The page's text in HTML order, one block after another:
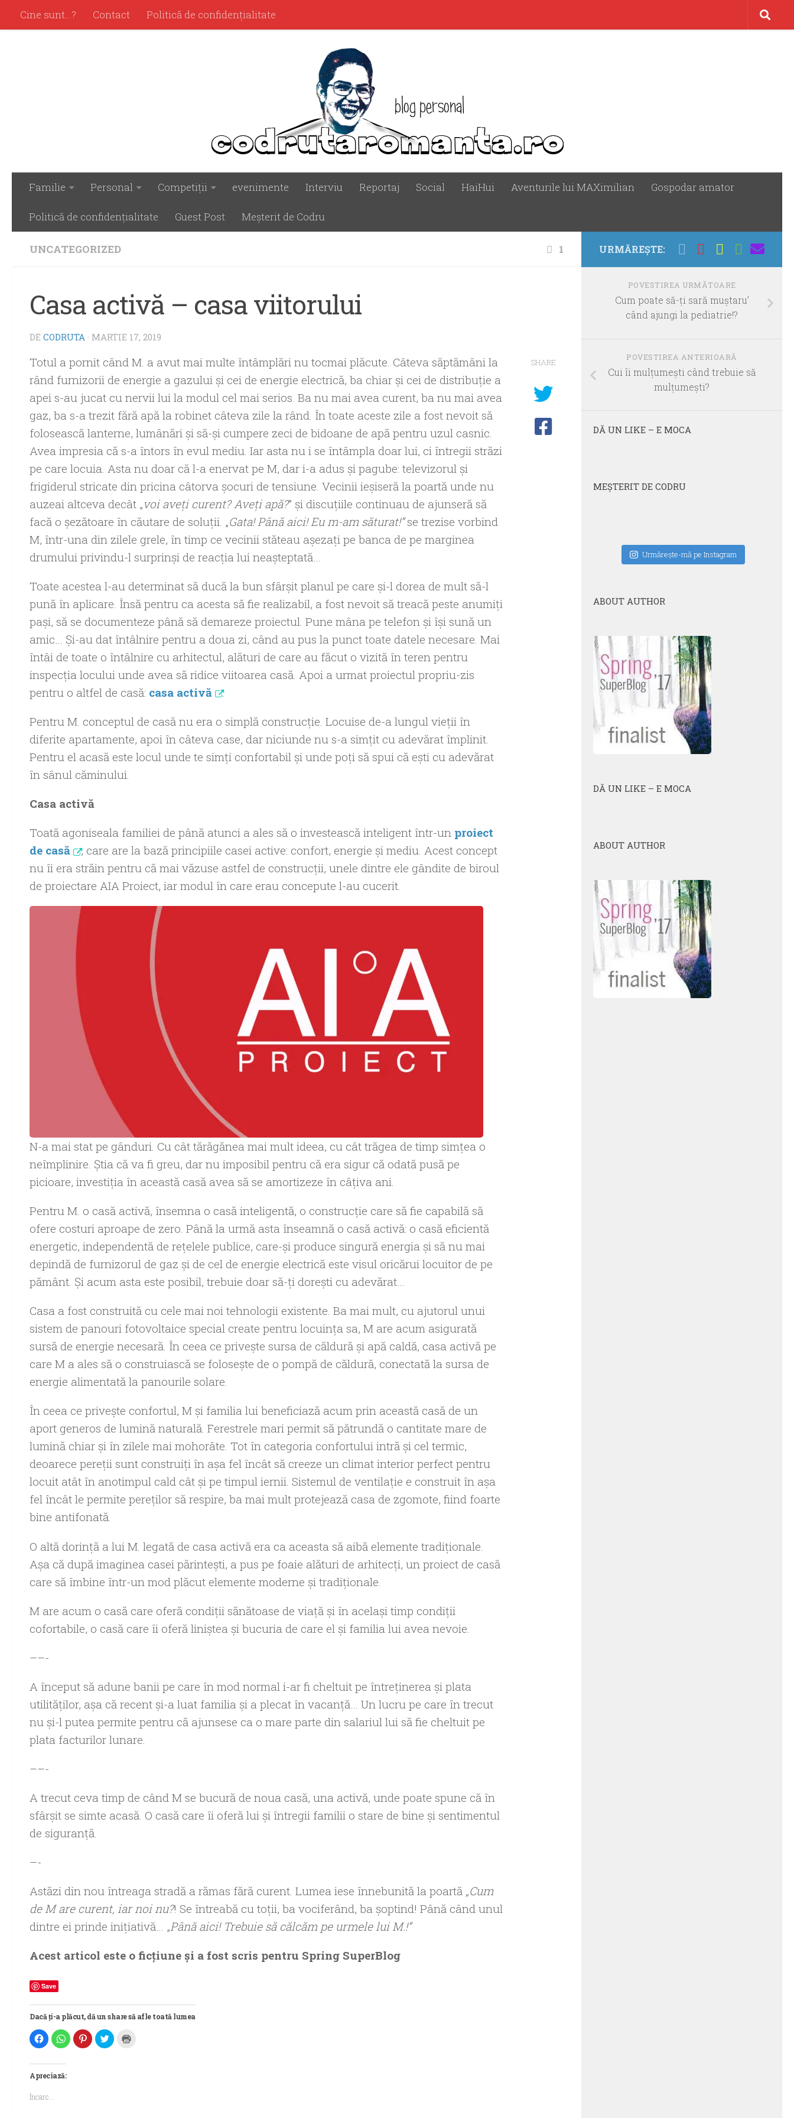
Cine sunt…? Contact Politică de confidenţialitate
Familie Personal Competiţii evenimente Interviu Reportaj Social HaiHui Aventurile lui MAXimilian Gospodar amator
Politică de confidenţialitate Guest Post Meşterit de Codru
UNCATEGORIZED 1
Casa activă – casa viitorului
DE CODRUTA · MARTIE 17, 2019
Totul a pornit când M. a avut mai multe întâmplări nu tocmai plăcute. Câteva săptămâni la
rând furnizorii de energie a gazului şi cei de energie electrică, ba chiar şi cei de distribuţie a
apei s-au jucat cu nervii lui la modul cel mai serios. Ba nu mai avea curent, ba nu mai avea
gaz, ba s-a trezit fără apă la robinet câteva zile la rând. În toate aceste zile a fost nevoit să
folosească lanterne, lumânări şi să-şi cumpere zeci de bidoane de apă pentru uzul casnic.
Avea impresia că s-a întors în evul mediu. Iar asta nu i se întâmpla doar lui, ci întregii străzi
pe care locuia. Asta nu doar că l-a enervat pe M, dar i-a adus şi pagube: televizorul şi
frigiderul stricate din pricina câtorva şocuri de tensiune. Vecinii ieşiseră la poartă unde nu
auzeai altceva decât „voi aveţi curent? Aveţi apă?” şi discuţiile continuau de ajunseră să
facă o şezătoare în căutare de soluţii. „Gata! Până aici! Eu m-am săturat!”se trezise vorbind
M, într-una din zilele grele, în timp ce vecinii stăteau aşezaţi pe banca de pe marginea
drumului privindu-l surprinşi de reacţia lui neaşteptată…
Toate acestea l-au determinat să ducă la bun sfârşit planul pe care şi-l dorea de mult să-l
pună în aplicare. Însă pentru ca acesta să fie realizabil, a fost nevoit să treacă peste anumiţi
paşi, să se documenteze până să demareze proiectul. Pune mâna pe telefon şi îşi sună un
amic… Şi-au dat întâlnire pentru a doua zi, când au pus la punct toate datele necesare. Mai
întâi de toate o întâlnire cu arhitectul, alături de care au făcut o vizită în teren pentru
inspecţia locului unde avea să ridice viitoarea casă. Apoi a urmat proiectul propriu-zis
pentru o altfel de casă: casa activă
.
Pentru M. conceptul de casă nu era o simplă construcţie. Locuise de-a lungul vieţii în
diferite apartamente, apoi în câteva case, dar niciunde nu s-a simţit cu adevărat împlinit.
Pentru el acasă este locul unde te simţi confortabil şi unde poţi să spui că eşti cu adevărat
în sânul căminului.
Casa activă
Toată agoniseala familiei de până atunci a ales să o investească inteligent într-un proiect
de casă
, care are la bază principiile casei active: confort, energie și mediu. Acest concept
nu îi era străin pentru că mai văzuse astfel de construcţii, unele dintre ele gândite de biroul
de proiectare AIA Proiect, iar modul în care erau concepute l-au cucerit.
N-a mai stat pe gânduri. Cu cât tărăgănea mai mult ideea, cu cât trăgea de timp simţea o
neîmplinire. Ştia că va fi greu, dar nu imposibil pentru că era sigur că odată pusă pe
picioare, investiţia în această casă avea să se amortizeze în câţiva ani.
Pentru M. o casă activă, însemna o casă inteligentă, o construcţie care să fie capabilă să
ofere costuri aproape de zero. Până la urmă asta înseamnă o casă activă: o casă eficientă
energetic, independentă de reţelele publice, care-şi produce singură energia şi să nu mai
depindă de furnizorul de gaz şi de cel de energie electrică este visul oricărui locuitor de pe
pământ. Şi acum asta este posibil, trebuie doar să-ţi doreşti cu adevărat…
Casa a fost construită cu cele mai noi tehnologii existente. Ba mai mult, cu ajutorul unui
sistem de panouri fotovoltaice special create pentru locuinţa sa, M are acum asigurată
sursă de energie necesară. În ceea ce priveşte sursa de căldură şi apă caldă, casa activă pe
care M a ales să o construiască se foloseşte de o pompă de căldură, conectată la sursa de
energie alimentată la panourile solare.
În ceea ce priveşte confortul, M şi familia lui beneficiază acum prin această casă de un
aport generos de lumină naturală. Ferestrele mari permit să pătrundă o cantitate mare de
lumină chiar şi în zilele mai mohorâte. Tot în categoria confortului intră şi cel termic,
deoarece pereţii sunt construiţi în aşa fel încât să creeze un climat interior perfect pentru
locuit atât în anotimpul cald cât şi pe timpul iernii. Sistemul de ventilaţie e construit în aşa
fel încât le permite pereţilor să respire, ba mai mult protejează casa de zgomote, fiind foarte
bine antifonată.
O altă dorinţă a lui M. legată de casa activă era ca aceasta să aibă elemente tradiţionale.
Aşa că după imaginea casei părinteşti, a pus pe foaie alături de arhitecţi, un proiect de casă
care să îmbine într-un mod plăcut elemente moderne şi tradiţionale.
M are acum o casă care oferă condiţii sănătoase de viaţă şi în acelaşi timp condiţii
cofortabile, o casă care îi oferă liniştea şi bucuria de care el şi familia lui avea nevoie.
––-
A început să adune banii pe care în mod normal i-ar fi cheltuit pe întreţinerea şi plata
utilităţilor, aşa că recent şi-a luat familia şi a plecat în vacanţă… Un lucru pe care în trecut
nu şi-l putea permite pentru că ajunsese ca o mare parte din salariul lui să fie cheltuit pe
plata facturilor lunare.
––-
A trecut ceva timp de când M se bucură de noua casă, una activă, unde poate spune că în
sfârşit se simte acasă. O casă care îi oferă lui şi întregii familii o stare de bine şi sentimentul
de siguranţă.
–-
Astăzi din nou întreaga stradă a rămas fără curent. Lumea iese înnebunită la poartă „Cum
de M are curent, iar noi nu?! Se întreabă cu toţii, ba vociferând, ba şoptind! Până când unul
dintre ei prinde iniţiativă… „Până aici! Trebuie să călcăm pe urmele lui M.!”
Acest articol este o ficţiune şi a fost scris pentru Spring SuperBlog
Save
Dacă ți-a plăcut, dă un share să afle toată lumea
Dă
clic
pentru
partaja
pe
Facebook(Se
într-
o
Dă
clic
pentru
WhatsApp(Se
deschide
Dă
clic
pentru
Dă
clic
Apreciază:
Încarc...
SHARE
URMĂREȘTE:
POVESTIREA URMĂTOARE
Cum poate să-ţi sară muştaru’
când ajungi la pediatrie!?
POVESTIREA ANTERIOARĂ
Cui îi mulţumeşti când trebuie să
mulţumeşti?
DĂ UN LIKE – E MOCA
MEŞTERIT DE CODRU
Urmăreşte-mă pe Instagram
ABOUT AUTHOR
DĂ UN LIKE – E MOCA
ABOUT AUTHOR